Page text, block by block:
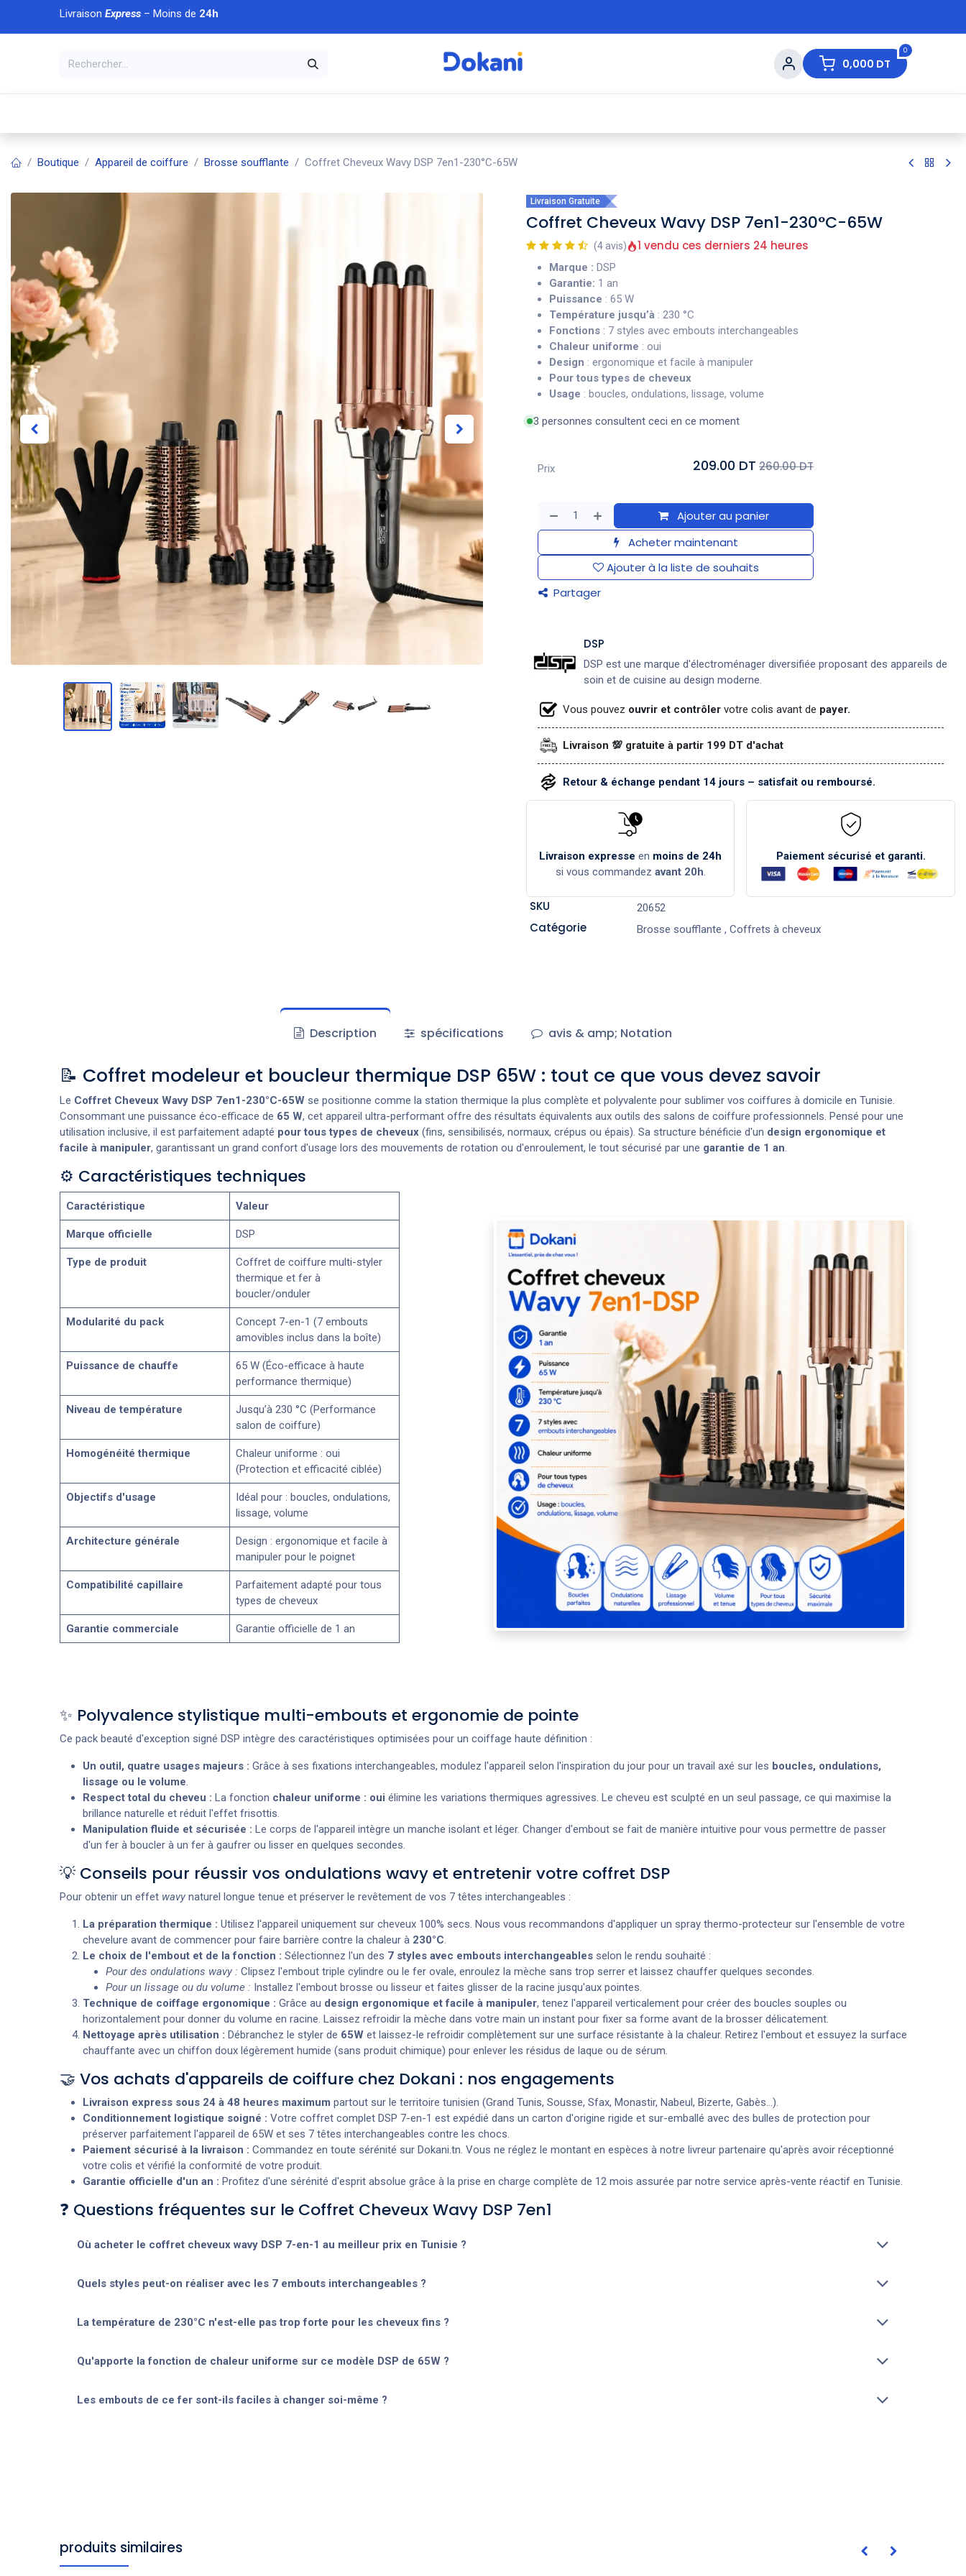
Se rendre au contenu
Livraison Express– Moins de 24h
0
0,000 DT
À DÉCOUVRIR
Boutique Appareil de coiffure Brosse soufflante Coffret Cheveux Wavy DSP 7en1-230°C-65W
Livraison Gratuite
Coffret Cheveux Wavy DSP 7en1-230°C-65W
(4 avis) 1 vendu ces derniers 24 heures
Marque : DSP
Garantie: 1 an
Puissance : 65 W
Température jusqu’à : 230 °C
Fonctions : 7 styles avec embouts interchangeables
Chaleur uniforme : oui
Design : ergonomique et facile à manipuler
Pour tous types de cheveux
Usage : boucles, ondulations, lissage, volume
3 personnes consultent ceci en ce moment
Ajouter au panier
Acheter maintenant
Ajouter à la liste de souhaits
Partager
Prix 209.00 DT 260.00 DT
DSP
DSP est une marque d'électroménager diversifiée proposant des appareils de
soin et de cuisine au design moderne.
Vous pouvez ouvrir et contrôler votre colis avant de payer.
Livraison 💯 gratuite à partir 199 DT d'achat
Retour & échange pendant 14 jours – satisfait ou remboursé.
Livraison expresse en moins de 24h
si vous commandez avant 20h.
Paiement sécurisé et garanti.
SKU 20652
Catégorie Brosse soufflante , Coffrets à cheveux
Description spécifications avis & amp; Notation
📝 Coffret modeleur et boucleur thermique DSP 65W : tout ce que vous devez savoir
Le Coffret Cheveux Wavy DSP 7en1-230°C-65Wse positionne comme la station thermique la plus complète et polyvalente pour sublimer vos coiffures à domicile en Tunisie.
Consommant une puissance éco-efficace de 65 W, cet appareil ultra-performant offre des résultats équivalents aux outils des salons de coiffure professionnels. Pensé pour une
utilisation inclusive, il est parfaitement adapté pour tous types de cheveux(fins, sensibilisés, normaux, crépus ou épais). Sa structure bénéficie d'un design ergonomique et
facile à manipuler, garantissant un grand confort d'usage lors des mouvements de rotation ou d'enroulement, le tout sécurisé par une garantie de 1 an.
⚙️ Caractéristiques techniques
Caractéristique Valeur
Marque officielle DSP
Type de produit
Coffret de coiffure multi-styler
thermique et fer à
boucler/onduler
Modularité du pack
Concept 7-en-1 (7 embouts
amovibles inclus dans la boîte)
Puissance de chauffe
65 W (Éco-efficace à haute
performance thermique)
Niveau de température
Jusqu’à 230 °C (Performance
salon de coiffure)
Homogénéité thermique
Chaleur uniforme : oui
(Protection et efficacité ciblée)
Objectifs d'usage
Idéal pour : boucles, ondulations,
lissage, volume
Architecture générale
Design : ergonomique et facile à
manipuler pour le poignet
Compatibilité capillaire
Parfaitement adapté pour tous
types de cheveux
Garantie commerciale Garantie officielle de 1 an
✨ Polyvalence stylistique multi-embouts et ergonomie de pointe
Ce pack beauté d'exception signé DSP intègre des caractéristiques optimisées pour un coiffage haute définition :
Un outil, quatre usages majeurs : Grâce à ses fixations interchangeables, modulez l'appareil selon l'inspiration du jour pour un travail axé sur les boucles, ondulations,
lissage ou le volume.
Respect total du cheveu : La fonction chaleur uniforme : oui élimine les variations thermiques agressives. Le cheveu est sculpté en un seul passage, ce qui maximise la
brillance naturelle et réduit l'effet frisottis.
Manipulation fluide et sécurisée : Le corps de l'appareil intègre un manche isolant et léger. Changer d'embout se fait de manière intuitive pour vous permettre de passer
d'un fer à boucler à un fer à gaufrer ou lisser en quelques secondes.
💡 Conseils pour réussir vos ondulations wavy et entretenir votre coffret DSP
Pour obtenir un effet wavynaturel longue tenue et préserver le revêtement de vos 7 têtes interchangeables :
La préparation thermique : Utilisez l'appareil uniquement sur cheveux 100% secs. Nous vous recommandons d'appliquer un spray thermo-protecteur sur l'ensemble de votre
chevelure avant de commencer pour faire barrière contre la chaleur à 230°C.
Le choix de l'embout et de la fonction : Sélectionnez l'un des 7 styles avec embouts interchangeablesselon le rendu souhaité :
Pour des ondulations wavy : Clipsez l'embout triple cylindre ou le fer ovale, enroulez la mèche sans trop serrer et laissez chauffer quelques secondes.
Pour un lissage ou du volume : Installez l'embout brosse ou lisseur et faites glisser de la racine jusqu'aux pointes.
Technique de coiffage ergonomique : Grâce au design ergonomique et facile à manipuler, tenez l'appareil verticalement pour créer des boucles souples ou
horizontalement pour donner du volume en racine. Laissez refroidir la mèche dans votre main un instant pour fixer sa forme avant de la brosser délicatement.
Nettoyage après utilisation : Débranchez le styler de 65Wet laissez-le refroidir complètement sur une surface résistante à la chaleur. Retirez l'embout et essuyez la surface
chauffante avec un chiffon doux légèrement humide (sans produit chimique) pour enlever les résidus de laque ou de sérum.
🤝 Vos achats d'appareils de coiffure chez Dokani : nos engagements
Livraison express sous 24 à 48 heures maximum partout sur le territoire tunisien (Grand Tunis, Sousse, Sfax, Monastir, Nabeul, Bizerte, Gabès...).
Conditionnement logistique soigné : Votre coffret complet DSP 7-en-1 est expédié dans un carton d'origine rigide et sur-emballé avec des bulles de protection pour
préserver parfaitement l'appareil de 65W et ses 7 têtes interchangeables contre les chocs.
Paiement sécurisé à la livraison : Commandez en toute sérénité sur Dokani.tn. Vous ne réglez le montant en espèces à notre livreur partenaire qu'après avoir réceptionné
votre colis et vérifié la conformité de votre produit.
Garantie officielle d'un an : Profitez d'une sérénité d'esprit absolue grâce à la prise en charge complète de 12 mois assurée par notre service après-vente réactif en Tunisie.
❓ Questions fréquentes sur le Coffret Cheveux Wavy DSP 7en1
Où acheter le coffret cheveux wavy DSP 7-en-1 au meilleur prix en Tunisie ?
Quels styles peut-on réaliser avec les 7 embouts interchangeables ?
La température de 230°C n'est-elle pas trop forte pour les cheveux fins ?
Qu'apporte la fonction de chaleur uniforme sur ce modèle DSP de 65W ?
Les embouts de ce fer sont-ils faciles à changer soi-même ?
produits similaires